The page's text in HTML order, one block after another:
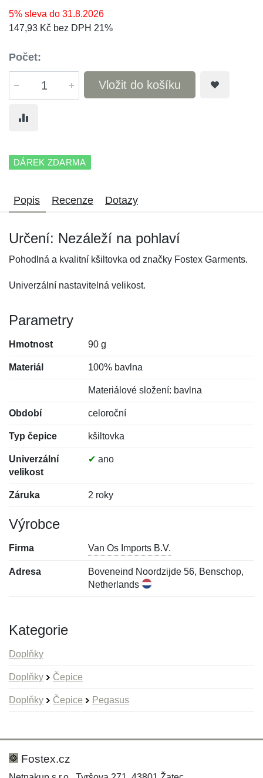
5% sleva do 31.8.2026
147,93 Kč bez DPH 21%
Počet:
Vložit do košíku
DÁREK ZDARMA
Popis Recenze Dotazy
Určení: Nezáleží na pohlaví
Pohodlná a kvalitní kšiltovka od značky Fostex Garments.
Univerzální nastavitelná velikost.
Parametry
Hmotnost 90 g
Materiál 100% bavlna
Materiálové složení: bavlna
Období celoroční
Typ čepice kšiltovka
Univerzální
velikost
✔ ano
Záruka 2 roky
Výrobce
Firma Van Os Imports B.V.
Adresa
Boveneind Noordzijde 56, Benschop,
Netherlands
Kategorie
Doplňky
Doplňky Čepice
Doplňky Čepice Pegasus
Hodnocení:
Jméno:
Fostex.cz